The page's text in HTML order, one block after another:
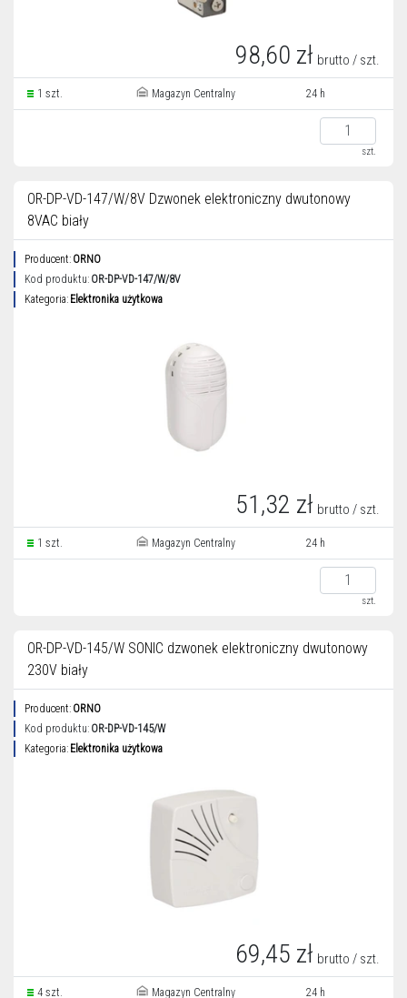
98,60 zł brutto / szt.
1 szt. Magazyn Centralny 24 h
szt.
OR-DP-VD-147/W/8V Dzwonek elektroniczny dwutonowy
8VAC biały
Producent: ORNO
Kod produktu: OR-DP-VD-147/W/8V
Kategoria: Elektronika użytkowa
51,32 zł brutto / szt.
1 szt. Magazyn Centralny 24 h
szt.
OR-DP-VD-145/W SONIC dzwonek elektroniczny dwutonowy
230V biały
Producent: ORNO
Kod produktu: OR-DP-VD-145/W
Kategoria: Elektronika użytkowa
69,45 zł brutto / szt.
4 szt. Magazyn Centralny 24 h